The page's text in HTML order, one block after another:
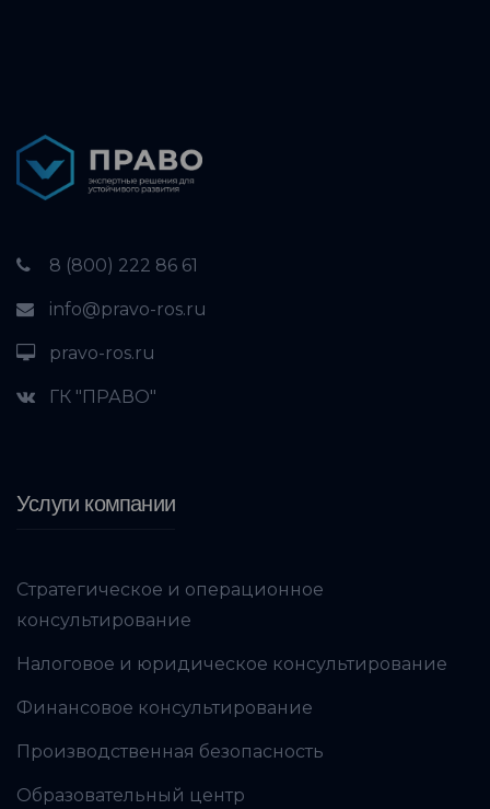
8 (800) 222 86 61
info@pravo-ros.ru
pravo-ros.ru
ГК "ПРАВО"
Услуги компании
Стратегическое и операционное
консультирование
Налоговое и юридическое консультирование
Финансовое консультирование
Производственная безопасность
Образовательный центр